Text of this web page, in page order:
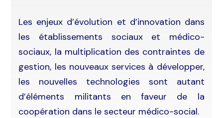
Les enjeux d’évolution et d’innovation dans
les établissements sociaux et médico-
sociaux, la multiplication des contraintes de
gestion, les nouveaux services à développer,
les nouvelles technologies sont autant
d’éléments militants en faveur de la
coopération dans le secteur médico-social.